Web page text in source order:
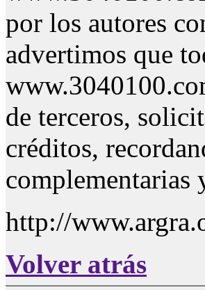
por los autores
advertimos que
de terceros,
créditos,
http://
Volver atrás